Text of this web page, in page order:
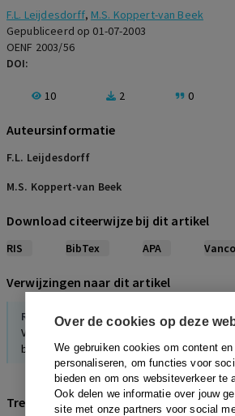
Over de cookies op deze
We gebruiken cookies om content
personaliseren, om functies voor
bieden en om ons websiteverkeer te
Ook delen we informatie over jouw
site met onze partners voor social
F.L. Leijdesdorff, M.S. Koppert-van Beek
Gepubliceerd op 01-07-2003
OENF 2003/56
DOI:
10 2 0
Auteursinformatie
F.L. Leijdesdorff
M.S. Koppert-van Beek
Download citeerwijze bij dit artikel
RIS BibTex APA
Verwijzingen naar dit artikel
R. Niesink
Voorlopige voorzieningen in
bescherming van het recht op eigendom
Trefwoorden